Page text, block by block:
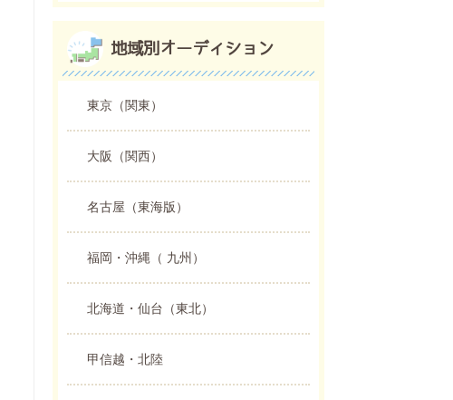
地域別オーディション
東京（関東）
大阪（関西）
名古屋（東海版）
福岡・沖縄（ 九州）
北海道・仙台（東北）
甲信越・北陸